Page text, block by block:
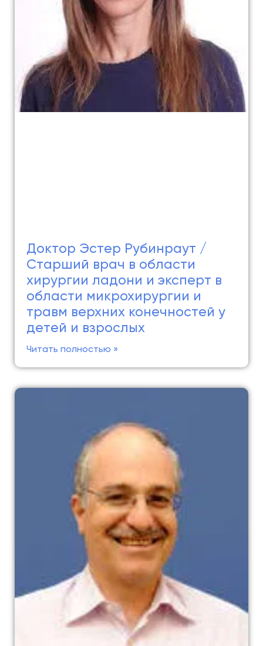
Доктор Эстер Рубинраут /
Cтарший врач в области
хирургии ладони и эксперт в
области микрохирургии и
травм верхних конечностей у
детей и взрослых
Читать полностью »